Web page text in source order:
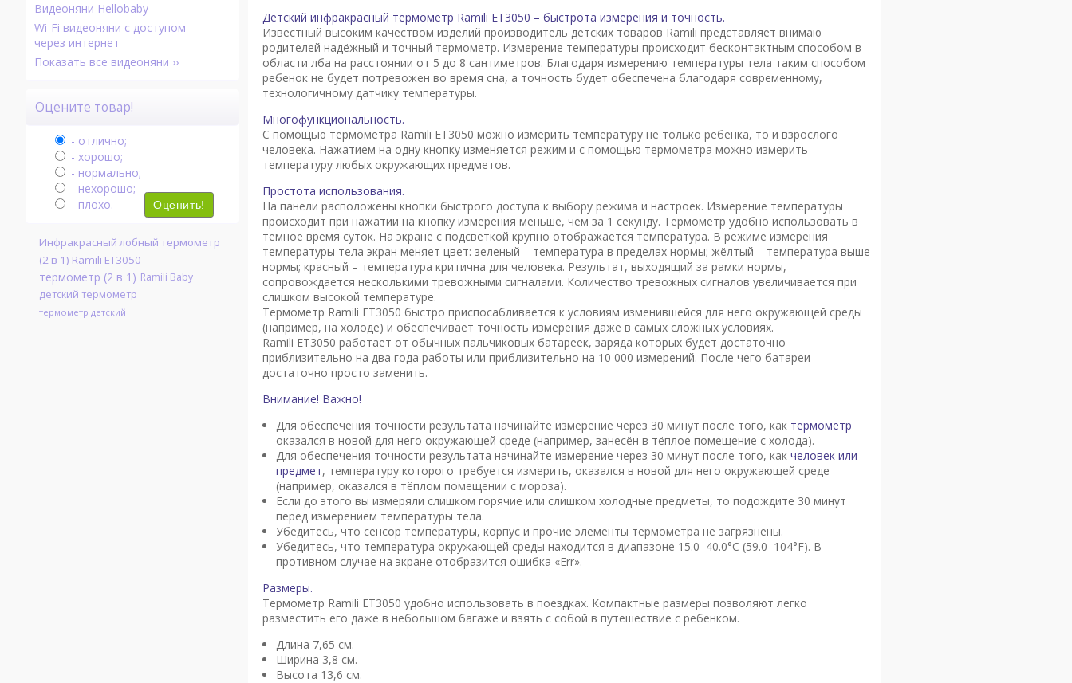
Детский инфракрасный термометр Ramili ET3050 – быстрота измерения и точность.
Известный высоким качеством изделий производитель детских товаров Ramili представляет внимаю
родителей надёжный и точный термометр. Измерение температуры происходит бесконтактным способом в
области лба на расстоянии от 5 до 8 сантиметров. Благодаря измерению температуры тела таким способом
ребенок не будет потревожен во время сна, а точность будет обеспечена благодаря современному,
технологичному датчику температуры.
Многофункциональность.
С помощью термометра Ramili ET3050 можно измерить температуру не только ребенка, то и взрослого
человека. Нажатием на одну кнопку изменяется режим и с помощью термометра можно измерить
температуру любых окружающих предметов.
Простота использования.
На панели расположены кнопки быстрого доступа к выбору режима и настроек. Измерение температуры
происходит при нажатии на кнопку измерения меньше, чем за 1 секунду. Термометр удобно использовать в
темное время суток. На экране с подсветкой крупно отображается температура. В режиме измерения
температуры тела экран меняет цвет: зеленый – температура в пределах нормы; жёлтый – температура выше
нормы; красный – температура критична для человека. Результат, выходящий за рамки нормы,
сопровождается несколькими тревожными сигналами. Количество тревожных сигналов увеличивается при
слишком высокой температуре.
Термометр Ramili ET3050 быстро приспосабливается к условиям изменившейся для него окружающей среды
(например, на холоде) и обеспечивает точность измерения даже в самых сложных условиях.
Ramili ET3050 работает от обычных пальчиковых батареек, заряда которых будет достаточно
приблизительно на два года работы или приблизительно на 10 000 измерений. После чего батареи
достаточно просто заменить.
Внимание! Важно!
Для обеспечения точности результата начинайте измерение через 30 минут после того, как термометр
оказался в новой для него окружающей среде (например, занесён в тёплое помещение с холода).
Для обеспечения точности результата начинайте измерение через 30 минут после того, как человек или
предмет, температуру которого требуется измерить, оказался в новой для него окружающей среде
(например, оказался в тёплом помещении с мороза).
Если до этого вы измеряли слишком горячие или слишком холодные предметы, то подождите 30 минут
перед измерением температуры тела.
Убедитесь, что сенсор температуры, корпус и прочие элементы термометра не загрязнены.
Убедитесь, что температура окружающей среды находится в диапазоне 15.0–40.0°C (59.0–104°F). В
противном случае на экране отобразится ошибка «Err».
Размеры.
Термометр Ramili ET3050 удобно использовать в поездках. Компактные размеры позволяют легко
разместить его даже в небольшом багаже и взять с собой в путешествие с ребенком.
Длина 7,65 см.
Ширина 3,8 см.
Высота 13,6 см.
Видеоняни Hellobaby
Wi-Fi видеоняни с доступом
через интернет
Показать все видеоняни ››
Оцените товар!
- отлично;
- хорошо;
- нормально;
- нехорошо;
- плохо.
Оценить!
Инфракрасный лобный термометр
(2 в 1) Ramili ET3050
термометр (2 в 1) Ramili Baby
детский термометр
термометр детский